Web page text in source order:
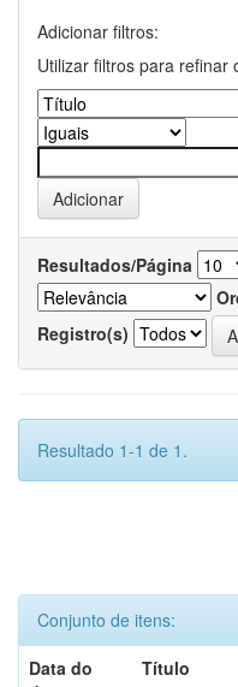
Adicionar filtros:
Utilizar filtros para refinar
Resultados/Página
Registro(s)
Resultado 1-1 de 1.
Conjunto de itens:
Data do
Título